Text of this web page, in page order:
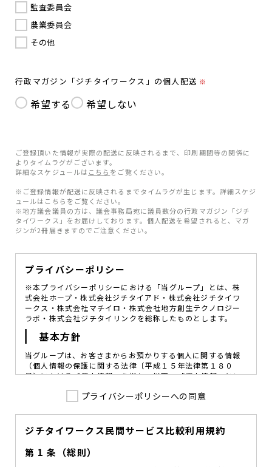
監査委員会
農業委員会
その他
行政マガジン「ジチタイワークス」の個人配送 ※
希望する 希望しない
ご登録頂いた情報が実際の配送に反映されるまで、印刷期間等の関係に
よりタイムラグがございます。
詳細なスケジュールは こちら をご覧ください。
※ご登録情報が配送に反映されるまでタイムラグが生じます。詳細スケジ
ュールはこちらをご覧ください。
※地方議会議員の方は、議会事務局宛に議員数分の行政マガジン「ジチ
タイワークス」をお届けしております。個人配送を希望されると、マガ
ジンが2冊届きますのでご注意ください。
プライバシーポリシー
※本プライバシーポリシーにおける「当グループ」とは、株
式会社ホープ・株式会社ジチタイアド・株式会社ジチタイワ
ークス・株式会社マチイロ・株式会社地方創生テクノロジー
ラボ・株式会社ジチタイリンクを総称したものとします。
基本方針
当グループは、お客さまからお預かりする個人に関する情報
（個人情報の保護に関する法律〔平成１５年法律第１８０
号〕における「個人情報」を指し、以下、「個人情報」とい
図ることが、重要な社会的責務であると考えております。
を定め、役員及び従業員に個人情報保護の重要性の認識と取
組みを徹底させることによって、個人情報の適切な取り扱い
に努めてまいります。
プライバシーポリシーへの同意
ジチタイワークス民間サービス比較利用規約
第 1 条（総則）